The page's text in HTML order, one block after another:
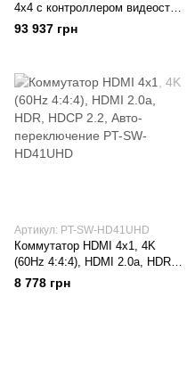
4х4 с контроллером видеостен
PT-MA-HD44QV
93 937 грн
Артикул: PT-SW-HD41UHD
Коммутатор HDMI 4x1, 4K
(60Hz 4:4:4), HDMI 2.0a, HDR,
HDCP 2.2, Авто-переключение
PT-SW-HD41UHD
8 778 грн